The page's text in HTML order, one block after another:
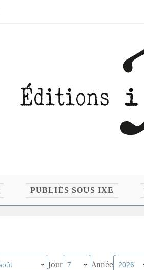
PUBLIÉS SOUS IXE
Jour Année